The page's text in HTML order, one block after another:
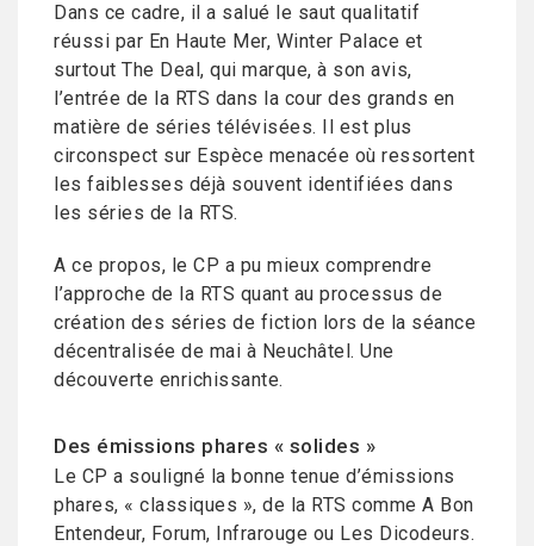
Dans ce cadre, il a salué le saut qualitatif
réussi par En Haute Mer, Winter Palace et
surtout The Deal, qui marque, à son avis,
l’entrée de la RTS dans la cour des grands en
matière de séries télévisées. Il est plus
circonspect sur Espèce menacée où ressortent
les faiblesses déjà souvent identifiées dans
les séries de la RTS.
A ce propos, le CP a pu mieux comprendre
l’approche de la RTS quant au processus de
création des séries de fiction lors de la séance
décentralisée de mai à Neuchâtel. Une
découverte enrichissante.
Des émissions phares « solides »
Le CP a souligné la bonne tenue d’émissions
phares, « classiques », de la RTS comme A Bon
Entendeur, Forum, Infrarouge ou Les Dicodeurs.